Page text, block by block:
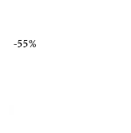
-55%